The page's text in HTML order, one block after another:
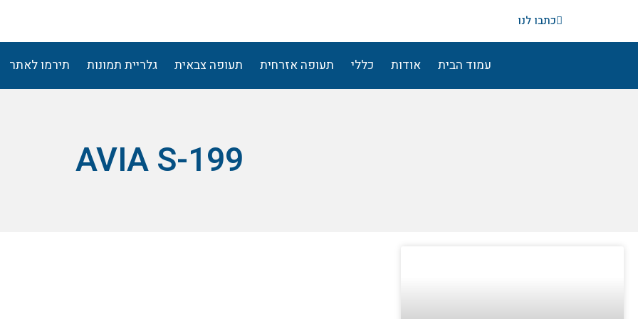
כתבו לנו
עמוד הבית אודות כללי תעופה אזרחית תעופה צבאית גלריית תמונות תירמו לאתר
AVIA S-199